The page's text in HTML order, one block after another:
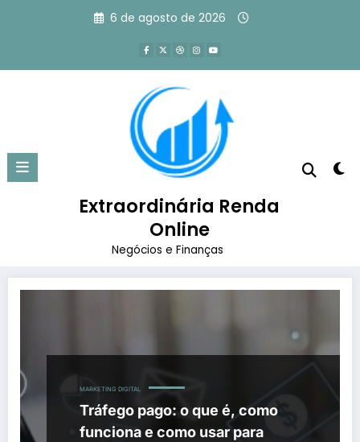
6 de agosto de 2026
Extraordinária Renda
Online
Negócios e Finanças
Tag: tráfego pago para
iniciantes
Página inicial tráfego pago para iniciantes
MARKETING DIGITAL
Tráfego pago: o que é, como
funciona e como usar para